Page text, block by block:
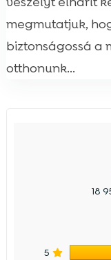
megmutatjuk,
biztonságossá a
otthonunk...
18
5